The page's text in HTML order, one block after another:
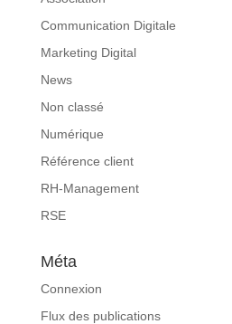
Communication Digitale
Marketing Digital
News
Non classé
Numérique
Référence client
RH-Management
RSE
Méta
Connexion
Flux des publications